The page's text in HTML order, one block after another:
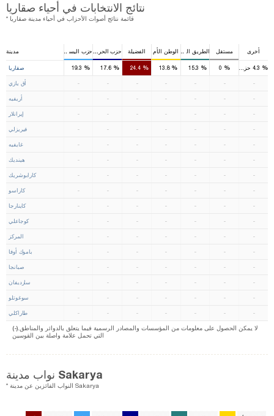
نتائج الانتخابات في أحياء صقاريا
* قائمة نتائج أصوات الأحزاب في أحياء مدينة صقاريا
مدينة حزب اليسار الديمقراطيحزب الحركة القومية الفضيلة الوطن الأمالطريق القويم مستقل أخرى
صقاريا %
1
%
1
%
24.4
2
%
13.8
1
%
1
% % حزب الشعب الجمهوري
أق يازي - - - - - - -
أريفيه - - - - - - -
إيرانلار - - - - - - -
فيريزلي - - - - - - -
غايفيه - - - - - - -
هينديك - - - - - - -
كارابوشريك - - - - - - -
كاراسو - - - - - - -
كاينارجا - - - - - - -
كوجاعلي - - - - - - -
المركز - - - - - - -
باموك أوفا - - - - - - -
صبانجا - - - - - - -
سارديفان - - - - - - -
سوغوتلو - - - - - - -
طاراكلي - - - - - - -
(-).لا يمكن الحصول على معلومات من المؤسسات والمصادر الرسمية فيما يتعلق بالدوائر والمناطق
التي تحمل علامة واصلة بين القوسين
نواب مدينة Sakarya
* النواب الفائزين عن مدينة Sakarya